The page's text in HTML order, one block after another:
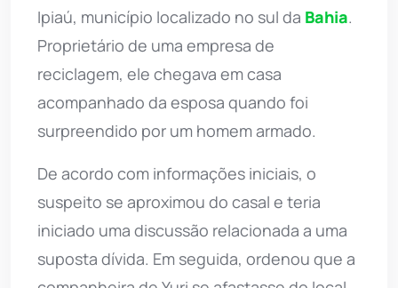
Ipiaú, município localizado no sul da Bahia.
Proprietário de uma empresa de
reciclagem, ele chegava em casa
acompanhado da esposa quando foi
surpreendido por um homem armado.
De acordo com informações iniciais, o
suspeito se aproximou do casal e teria
iniciado uma discussão relacionada a uma
suposta dívida. Em seguida, ordenou que a